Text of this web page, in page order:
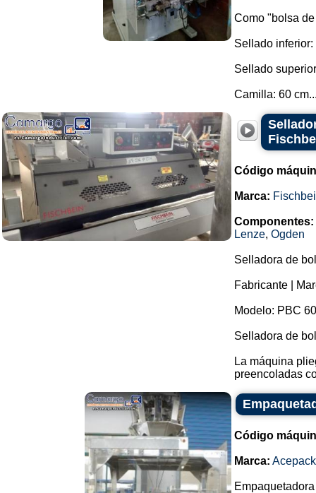
Como "bolsa
Sellado inferior:
Sellado
Camilla: 60
Código
Marca:
Componentes:
Lenze, Ogden
Selladora de
Fabricante |
Modelo: PBC
Selladora de
La máquina
preencoladas
Código
Marca: Acepack